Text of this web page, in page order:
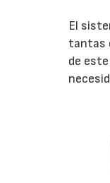
El
tantas
de